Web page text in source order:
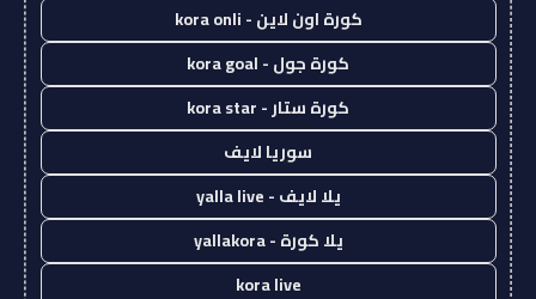
كورة اون لاين - kora onli
كورة جول - kora goal
كورة ستار - kora star
سوريا لايف
يلا لايف - yalla live
يلا كورة - yallakora
kora live